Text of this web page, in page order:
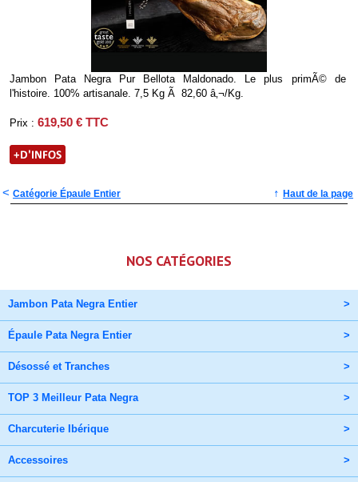
Jambon Pata Negra Pur Bellota Maldonado. Le plus primÃ© de
l'histoire. 100% artisanale. 7,5 Kg Ã 82,60 â‚¬/Kg.
Prix : 619,50 € TTC
< Catégorie Épaule Entier ↑Haut de la page
NOS CATÉGORIES
Jambon Pata Negra Entier >
Épaule Pata Negra Entier >
Désossé et Tranches >
TOP 3 Meilleur Pata Negra >
Charcuterie Ibérique >
Accessoires >